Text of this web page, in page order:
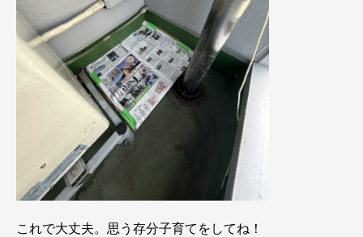
これで大丈夫。思う存分子育てをしてね！